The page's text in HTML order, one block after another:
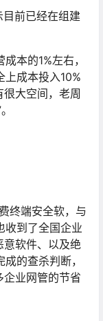
前已经在组建
本的1%左右，
上成本投入10%
大空间，老周
终端安全软，与
收到了全国企业
软件、以及绝
的查杀判断，
业网管的节省